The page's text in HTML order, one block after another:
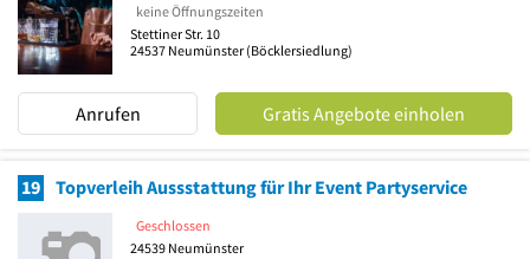
keine Öffnungszeiten
Stettiner Str. 10
24537 Neumünster(Böcklersiedlung)
Anrufen Gratis Angebote einholen
19 Topverleih Aussstattung für Ihr Event Partyservice
Geschlossen
24539 Neumünster